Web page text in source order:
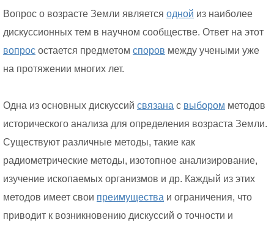
Вопрос о возрасте Земли является одной из наиболее
дискуссионных тем в научном сообществе. Ответ на этот
вопрос остается предметом споров между учеными уже
на протяжении многих лет.
Одна из основных дискуссий связана с выбором методов
исторического анализа для определения возраста Земли.
Существуют различные методы, такие как
радиометрические методы, изотопное анализирование,
изучение ископаемых организмов и др. Каждый из этих
методов имеет свои преимущества и ограничения, что
приводит к возникновению дискуссий о точности и